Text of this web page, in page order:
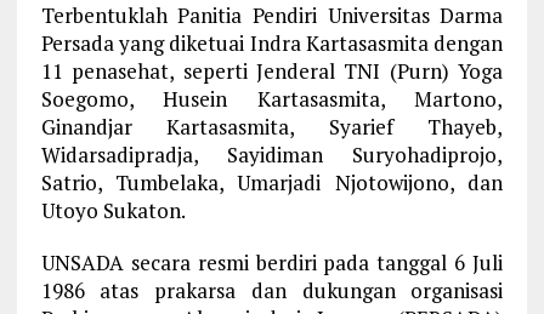
Terbentuklah Panitia Pendiri Universitas Darma
Persada yang diketuai Indra Kartasasmita dengan
11 penasehat, seperti Jenderal TNI (Purn) Yoga
Soegomo, Husein Kartasasmita, Martono,
Ginandjar Kartasasmita, Syarief Thayeb,
Widarsadipradja, Sayidiman Suryohadiprojo,
Satrio, Tumbelaka, Umarjadi Njotowijono, dan
Utoyo Sukaton.
UNSADA secara resmi berdiri pada tanggal 6 Juli
1986 atas prakarsa dan dukungan organisasi